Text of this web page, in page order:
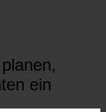
ein